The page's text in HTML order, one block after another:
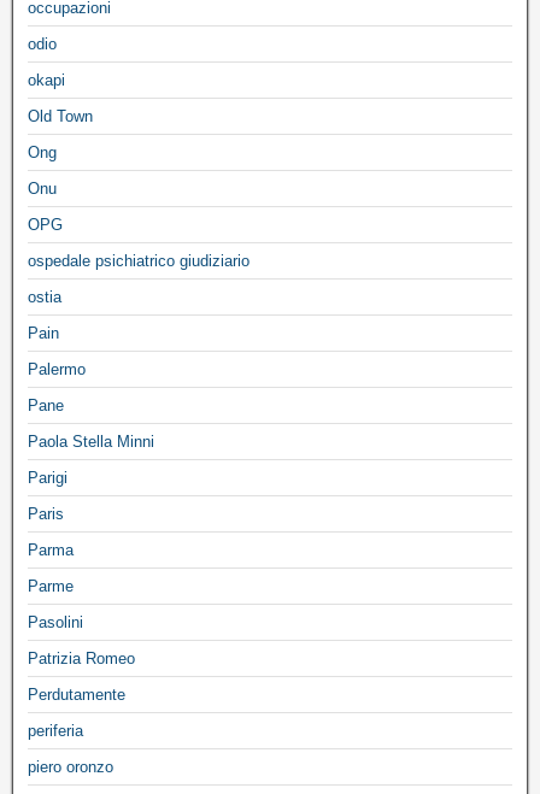
occupazioni
odio
okapi
Old Town
Ong
Onu
OPG
ospedale psichiatrico giudiziario
ostia
Pain
Palermo
Pane
Paola Stella Minni
Parigi
Paris
Parma
Parme
Pasolini
Patrizia Romeo
Perdutamente
periferia
piero oronzo